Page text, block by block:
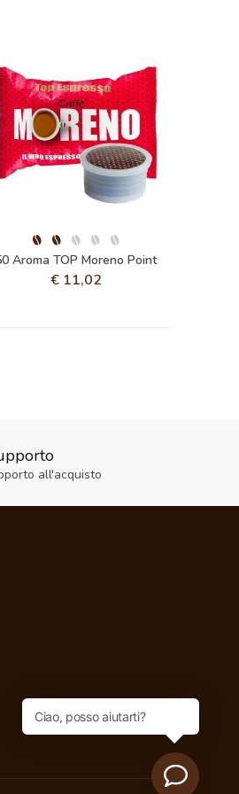
Aroma TOP Moreno Point
€ 11,02
all'acquisto